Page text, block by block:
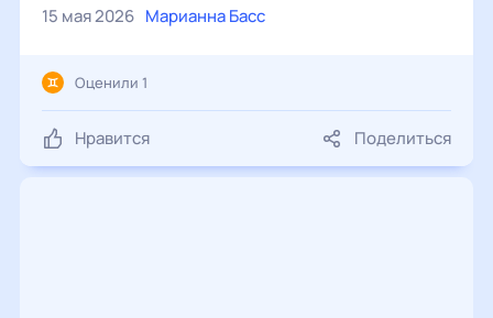
15 мая 2026 Марианна Басс
Нравится Поделиться
Оценили 1